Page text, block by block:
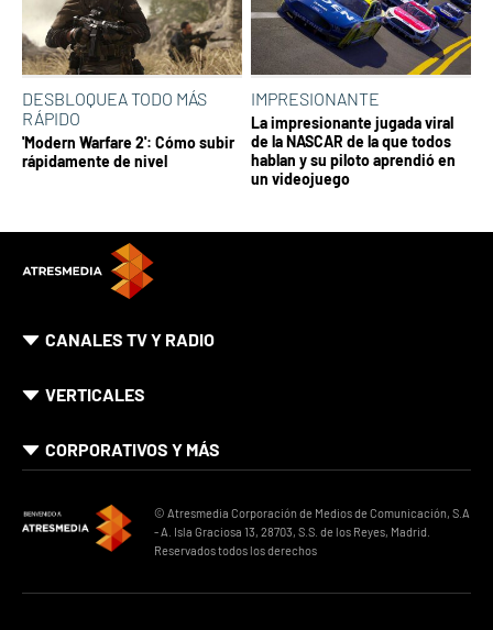
DESBLOQUEA TODO MÁS
RÁPIDO
'Modern Warfare 2': Cómo subir
rápidamente de nivel
IMPRESIONANTE
La impresionante jugada viral
de la NASCAR de la que todos
hablan y su piloto aprendió en
un videojuego
CANALES TV Y RADIO
VERTICALES
CORPORATIVOS Y MÁS
© Atresmedia Corporación de Medios de Comunicación, S.A
- A. Isla Graciosa 13, 28703, S.S. de los Reyes, Madrid.
Reservados todos los derechos